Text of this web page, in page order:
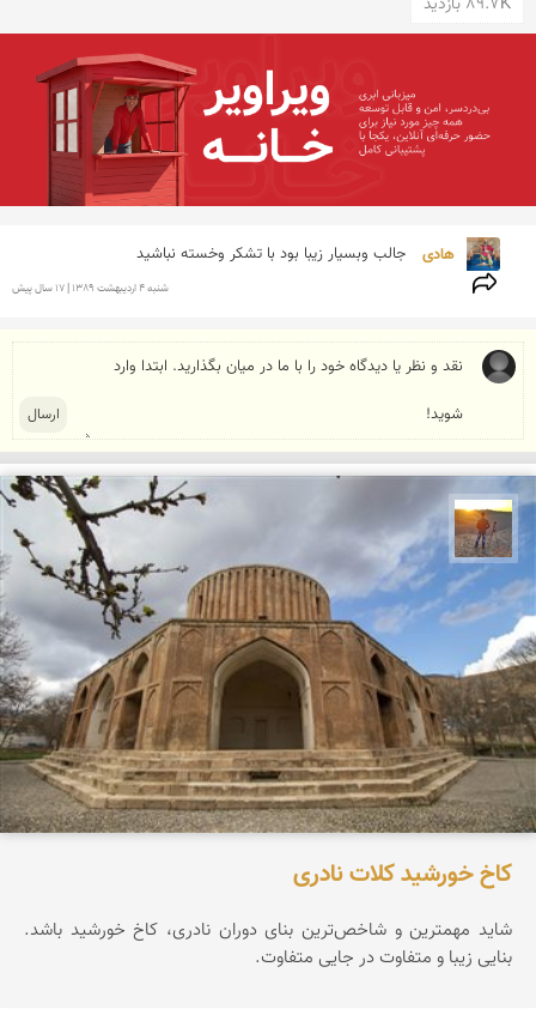
هادی جالب وبسیار زیبا بود با تشكر وخسته نباشید
شنبه 4 ارديبهشت 1389 | 17 سال پیش
مهدی مخلصیان
کاخ خورشید کلات نادری
شاید مهمترین و شاخص‌ترین بنای دوران نادری، کاخ خورشید باشد.
بنایی زیبا و متفاوت در جایی متفاوت.